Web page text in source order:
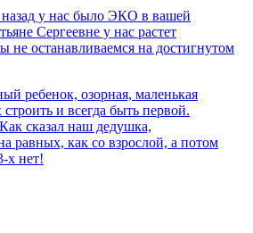
назад у нас было ЭКО в вашей
Сергеевне у нас растет
не останавливаемся на достигнутом
ребенок, озорная, маленькая
и всегда быть первой.
сказал наш дедушка,
равных, как со взрослой, а потом
х нет!